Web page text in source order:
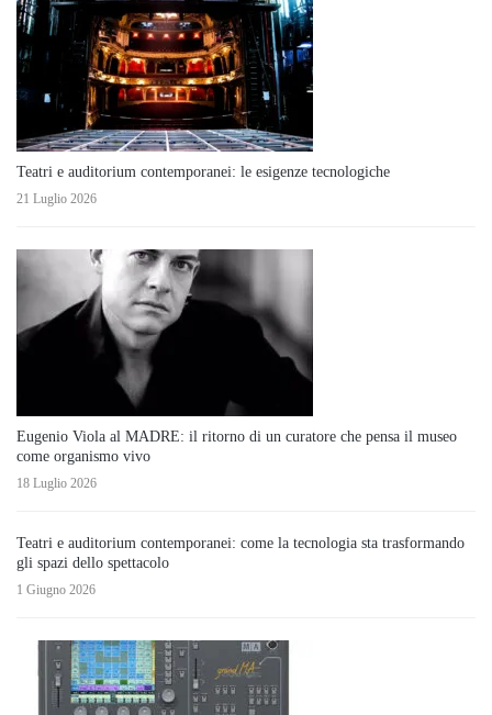
Teatri e auditorium contemporanei: le esigenze tecnologiche
21 Luglio 2026
Eugenio Viola al MADRE: il ritorno di un curatore che pensa il museo
come organismo vivo
18 Luglio 2026
Teatri e auditorium contemporanei: come la tecnologia sta trasformando
gli spazi dello spettacolo
1 Giugno 2026